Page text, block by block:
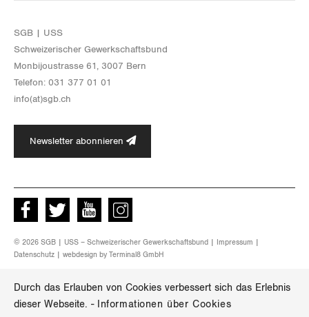
Durch das Erlauben von Cookies verbessert sich das Erlebnis
dieser Webseite. - Informationen über Cookies
SGB | USS
Schwei­ze­ri­scher Ge­werk­schafts­bund
Mon­bi­joustras­se 61, 3007 Bern
Te­le­fon: 031 377 01 01
info(at)​sgb.​ch
Newsletter abonnieren
Facebook Twitter Youtube instagram
© 2026 SGB | USS – Schweizerischer Gewerkschaftsbund | Impressum
Datenschutz | webdesign by Terminal8 GmbH